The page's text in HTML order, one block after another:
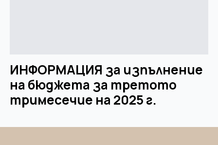
ИНФОРМАЦИЯ за изпълнение
на бюджета за третото
тримесечие на 2025 г.